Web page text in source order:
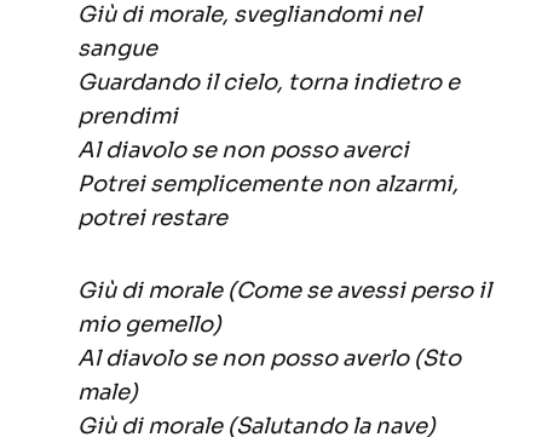
Giù di morale, svegliandomi nel
sangue
Guardando il cielo, torna indietro e
prendimi
Al diavolo se non posso averci
Potrei semplicemente non alzarmi,
potrei restare
Giù di morale (Come se avessi perso il
mio gemello)
Al diavolo se non posso averlo (Sto
male)
Giù di morale (Salutando la nave)